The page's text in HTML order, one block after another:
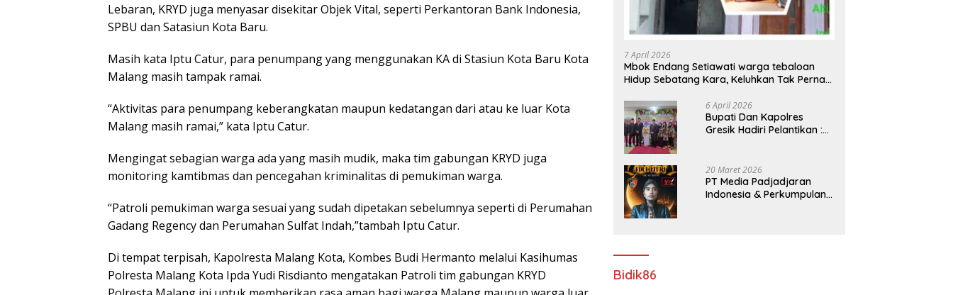
Lebaran, KRYD juga menyasar disekitar Objek Vital, seperti Perkantoran Bank Indonesia,
SPBU dan Satasiun Kota Baru.
Masih kata Iptu Catur, para penumpang yang menggunakan KA di Stasiun Kota Baru Kota
Malang masih tampak ramai.
“Aktivitas para penumpang keberangkatan maupun kedatangan dari atau ke luar Kota
Malang masih ramai,” kata Iptu Catur.
Mengingat sebagian warga ada yang masih mudik, maka tim gabungan KRYD juga
monitoring kamtibmas dan pencegahan kriminalitas di pemukiman warga.
“Patroli pemukiman warga sesuai yang sudah dipetakan sebelumnya seperti di Perumahan
Gadang Regency dan Perumahan Sulfat Indah,”tambah Iptu Catur.
Di tempat terpisah, Kapolresta Malang Kota, Kombes Budi Hermanto melalui Kasihumas
Polresta Malang Kota Ipda Yudi Risdianto mengatakan Patroli tim gabungan KRYD
7 April 2026
Mbok Endang Setiawati warga tebaloan
Hidup Sebatang Kara, Keluhkan Tak Pernah
gresik
6 April 2026
​Bupati Dan Kapolres
Gresik Hadiri Pelantikan :
Pelebaran Jalan!
20 Maret 2026
PT Media Padjadjaran
Indonesia & Perkumpulan
Bidik86